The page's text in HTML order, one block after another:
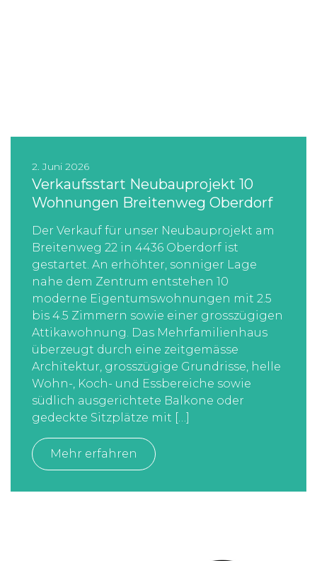
2. Juni 2026
Verkaufsstart Neubauprojekt 10
Wohnungen Breitenweg Oberdorf
Der Verkauf für unser Neubauprojekt am
Breitenweg 22 in 4436 Oberdorf ist
gestartet. An erhöhter, sonniger Lage
nahe dem Zentrum entstehen 10
moderne Eigentumswohnungen mit 2.5
bis 4.5 Zimmern sowie einer grosszügigen
Attikawohnung. Das Mehrfamilienhaus
überzeugt durch eine zeitgemässe
Architektur, grosszügige Grundrisse, helle
Wohn-, Koch- und Essbereiche sowie
südlich ausgerichtete Balkone oder
gedeckte Sitzplätze mit […]
Mehr erfahren